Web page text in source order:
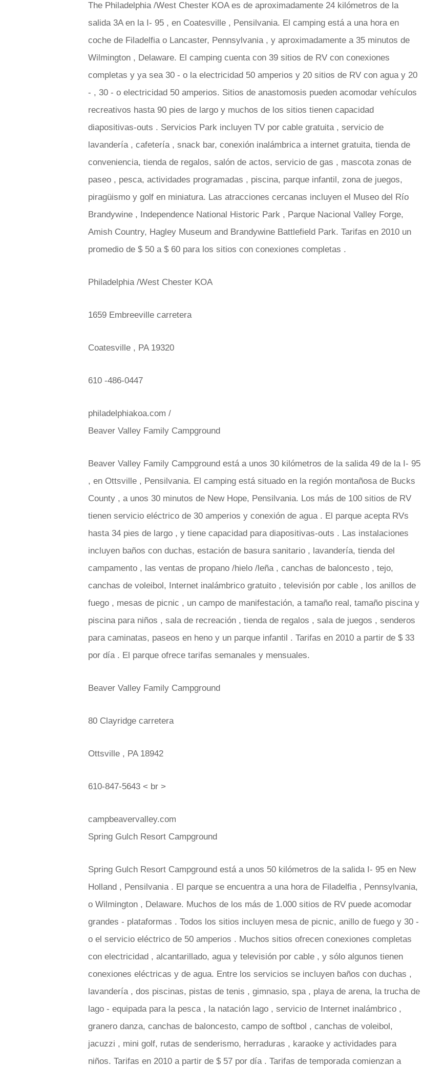
The Philadelphia /West Chester KOA es de aproximadamente 24 kilómetros de la
salida 3A en la I- 95 , en Coatesville , Pensilvania. El camping está a una hora en
coche de Filadelfia o Lancaster, Pennsylvania , y aproximadamente a 35 minutos de
Wilmington , Delaware. El camping cuenta con 39 sitios de RV con conexiones
completas y ya sea 30 - o la electricidad 50 amperios y 20 sitios de RV con agua y 20
- , 30 - o electricidad 50 amperios. Sitios de anastomosis pueden acomodar vehículos
recreativos hasta 90 pies de largo y muchos de los sitios tienen capacidad
diapositivas-outs . Servicios Park incluyen TV por cable gratuita , servicio de
lavandería , cafetería , snack bar, conexión inalámbrica a internet gratuita, tienda de
conveniencia, tienda de regalos, salón de actos, servicio de gas , mascota zonas de
paseo , pesca, actividades programadas , piscina, parque infantil, zona de juegos,
piragüismo y golf en miniatura. Las atracciones cercanas incluyen el Museo del Río
Brandywine , Independence National Historic Park , Parque Nacional Valley Forge,
Amish Country, Hagley Museum and Brandywine Battlefield Park. Tarifas en 2010 un
promedio de $ 50 a $ 60 para los sitios con conexiones completas .
Philadelphia /West Chester KOA
1659 Embreeville carretera
Coatesville , PA 19320
610 -486-0447
philadelphiakoa.com /
Beaver Valley Family Campground
Beaver Valley Family Campground está a unos 30 kilómetros de la salida 49 de la I- 95
, en Ottsville , Pensilvania. El camping está situado en la región montañosa de Bucks
County , a unos 30 minutos de New Hope, Pensilvania. Los más de 100 sitios de RV
tienen servicio eléctrico de 30 amperios y conexión de agua . El parque acepta RVs
hasta 34 pies de largo , y tiene capacidad para diapositivas-outs . Las instalaciones
incluyen baños con duchas, estación de basura sanitario , lavandería, tienda del
campamento , las ventas de propano /hielo /leña , canchas de baloncesto , tejo,
canchas de voleibol, Internet inalámbrico gratuito , televisión por cable , los anillos de
fuego , mesas de picnic , un campo de manifestación, a tamaño real, tamaño piscina y
piscina para niños , sala de recreación , tienda de regalos , sala de juegos , senderos
para caminatas, paseos en heno y un parque infantil . Tarifas en 2010 a partir de $ 33
por día . El parque ofrece tarifas semanales y mensuales.
Beaver Valley Family Campground
80 Clayridge carretera
Ottsville , PA 18942
610-847-5643 < br >
campbeavervalley.com
Spring Gulch Resort Campground
Spring Gulch Resort Campground está a unos 50 kilómetros de la salida I- 95 en New
Holland , Pensilvania . El parque se encuentra a una hora de Filadelfia , Pennsylvania,
o Wilmington , Delaware. Muchos de los más de 1.000 sitios de RV puede acomodar
grandes - plataformas . Todos los sitios incluyen mesa de picnic, anillo de fuego y 30 -
o el servicio eléctrico de 50 amperios . Muchos sitios ofrecen conexiones completas
con electricidad , alcantarillado, agua y televisión por cable , y sólo algunos tienen
conexiones eléctricas y de agua. Entre los servicios se incluyen baños con duchas ,
lavandería , dos piscinas, pistas de tenis , gimnasio, spa , playa de arena, la trucha de
lago - equipada para la pesca , la natación lago , servicio de Internet inalámbrico ,
granero danza, canchas de baloncesto, campo de softbol , canchas de voleibol,
jacuzzi , mini golf, rutas de senderismo, herraduras , karaoke y actividades para
niños. Tarifas en 2010 a partir de $ 57 por día . Tarifas de temporada comienzan a